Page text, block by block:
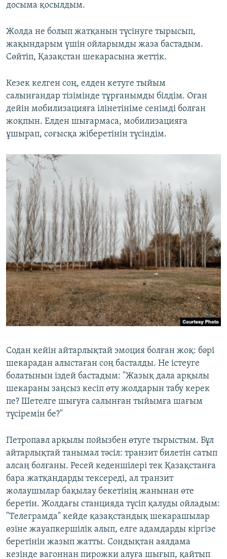
досыма қосылдым.
Жолда не болып жатқанын түсінуге тырысып,
жақындарым үшін ойларымды жаза бастадым.
Сөйтіп, Қазақстан шекарасына жеттік.
Кезек келген соң, елден кетуге тыйым
салынғандар тізімінде тұрғанымды білдім. Оған
дейін мобилизацияға ілінетініме сенімді болған
жоқпын. Елден шығармаса, мобилизацияға
ұшырап, соғысқа жіберетінін түсіндім.
Содан кейін айтарлықтай эмоция болған жоқ: бәрі
шекарадан алыстаған соң басталды. Не істеуге
болатынын іздей бастадым: "Жазық дала арқылы
шекараны заңсыз кесіп өту жолдарын табу керек
пе? Шетелге шығуға салынған тыйымға шағым
түсіремін бе?"
Петропавл арқылы пойызбен өтуге тырыстым. Бұл
айтарлықтай танымал тәсіл: транзит билетін сатып
алсаң болғаны. Ресей кеденшілері тек Қазақстанға
бара жатқандарды тексереді, ал транзит
жолаушылар бақылау бекетінің жанынан өте
беретін. Жолдағы станцияда түсіп қалуды ойладым:
"Телеграмда" кейде қазақстандық шекарашылар
өзіне жауапкершілік алып, елге адамдарды кіргізе
беретінін жазып жатты. Сондықтан аялдама
кезінде вагоннан пирожки алуға шығып, қайтып